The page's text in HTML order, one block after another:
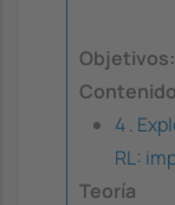
Objetivos:
4 .
RL:
Teoría